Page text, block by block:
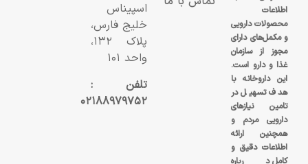
اطلاعات
محصولات دارویی
و مکمل‌های دارای
مجوز از سازمان
غذا و دارو است.
این داروخانه با
هدف تسهیل در
تامین نیازهای
دارویی مردم و
همچنین ارائه
اطلاعات دقیق و
کامل درباره
اسپیناس
خلیج فارس،
پلاک ۱۳۲،
واحد ۱۰۱
تلفن :
۰۲۱۸۸۹۷۹۷۵۲